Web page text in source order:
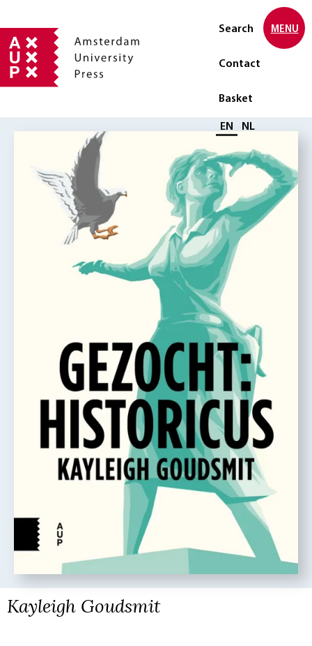
Search
Contact
Basket
Select language
EN NL
MENU
Kayleigh Goudsmit